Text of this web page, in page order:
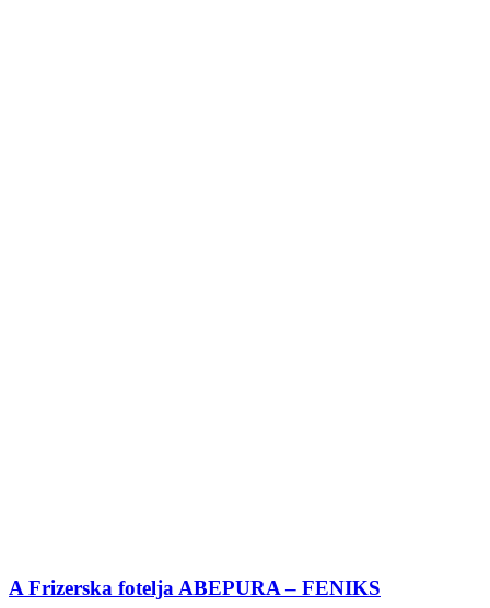
A Frizerska fotelja ABEPURA – FENIKS